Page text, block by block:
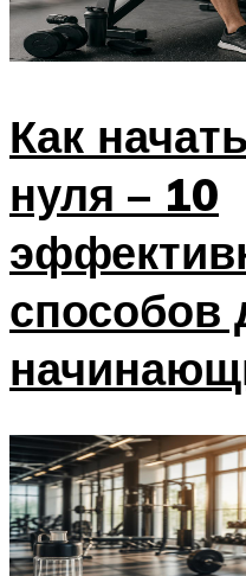
Как
нуля – 10
способов